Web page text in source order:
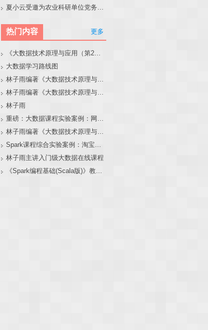
夏小云受邀为农业科研单位党务工作者作专题报告
热门内容 更多
《大数据技术原理与应用（第2版）》教材官网
大数据学习路线图
林子雨编著《大数据技术原理与应用（第3版）》教材官网
林子雨编著《大数据技术原理与应用》教材配套大数据软件安装和编程实践指南
林子雨
重磅：大数据课程实验案例：网站用户行为分析（免费共享）
林子雨编著《大数据技术原理与应用（第3版）》教材配套大数据软件安装和编程实践指南
Spark课程综合实验案例：淘宝双11数据分析与预测
林子雨主讲入门级大数据在线课程
《Spark编程基础(Scala版)》教材官网